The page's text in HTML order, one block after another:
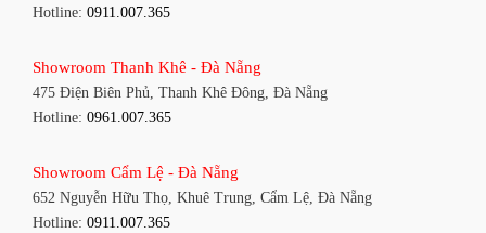
1448 Huỳnh Tấn Phát, Phú Thuận, Quận 7, TP HCM
Hotline:0961.007.365
348 Đ. Bạch Đằng, P. 14, Bình Thạnh, TP HCM
Hotline:0911.007.365
Hotline: 0911.007.365
Showroom Thanh Khê - Đà Nẵng
475 Điện Biên Phủ, Thanh Khê Đông, Đà Nẵng
Hotline: 0961.007.365
Showroom Cẩm Lệ - Đà Nẵng
652 Nguyễn Hữu Thọ, Khuê Trung, Cẩm Lệ, Đà Nẵng
Hotline: 0911.007.365